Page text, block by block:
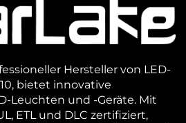
Hersteller von LED-
bietet innovative
Leuchten und -Geräte. Mit
ETL und DLC zertifiziert,